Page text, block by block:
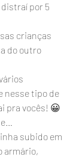
por 5
crianças
do outro
nesse tipo de
pra vocês! 😀
subido em
armário,